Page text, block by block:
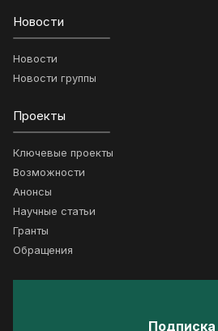
Новости
Новости
Новости группы
Проекты
Ключевые проекты
Возможности
Анонсы
Научные статьи
Гранты
Обращения
Подписка